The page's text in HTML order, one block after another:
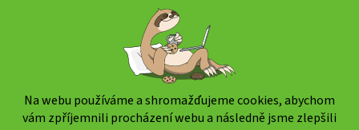
Na webu používáme a shromažďujeme cookies, abychom
vám zpříjemnili procházení webu a následně jsme zlepšili